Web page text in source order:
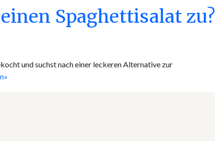
Spaghettisalat zu?
und suchst nach einer leckeren Alternative zur